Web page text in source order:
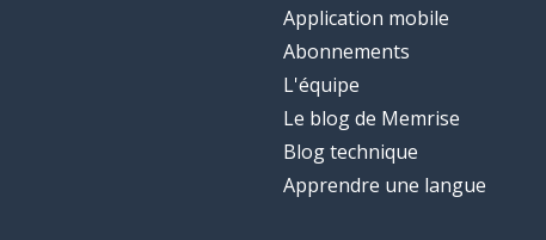
Application mobile
Abonnements
L'équipe
Le blog de Memrise
Blog technique
Apprendre une langue